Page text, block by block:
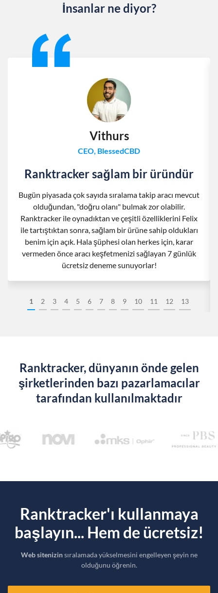
İnsanlar ne diyor?
1 2 3 4 5 6 7 8 9 10 11 12 13
Vithurs
CEO, BlessedCBD
Ranktracker sağlam bir üründür
Bugün piyasada çok sayıda sıralama takip aracı mevcut
olduğundan, "doğru olanı" bulmak zor olabilir.
Ranktracker ile oynadıktan ve çeşitli özelliklerini Felix
ile tartıştıktan sonra, sağlam bir ürüne sahip oldukları
benim için açık. Hala şüphesi olan herkes için, karar
vermeden önce aracı keşfetmenizi sağlayan 7 günlük
ücretsiz deneme sunuyorlar!
Ranktracker, dünyanın önde gelen
şirketlerinden bazı pazarlamacılar
tarafından kullanılmaktadır
Ranktracker'ı kullanmaya
başlayın... Hem de ücretsiz!
Web sitenizinsıralamada yükselmesini engelleyen şeyin ne
olduğunu öğrenin.